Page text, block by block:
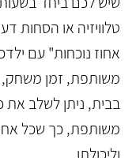
טלוויזיה או
אחוז נוכחות" עם
משותפת, זמן משחק,
בבית, ניתן לשלב את
משותפת, כך שכל